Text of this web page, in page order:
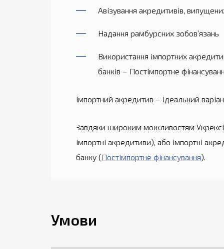
Авізування акредитивів,
Надання рамбурсних зобов’язань
Використання імпортних
банків – Постімпортне
Імпортний акредитив – ідеальний
Завдяки широким можливостям
імпортні акредитиви), або імпортні
банку (Постімпортне фінансування).
Умови